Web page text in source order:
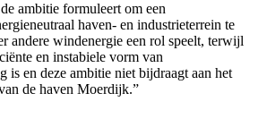
ambitie formuleert om een
haven- en industrieterrein te
andere windenergie een rol speelt, terwijl
en instabiele vorm van
is en deze ambitie niet bijdraagt aan het
de haven Moerdijk.”